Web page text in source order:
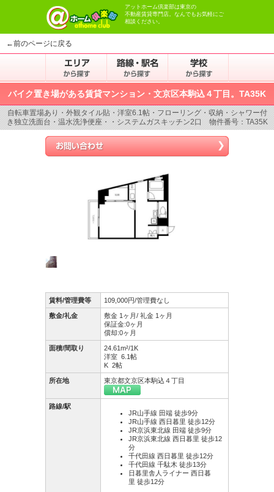
アットホーム倶楽部は東京の
不動産賃貸専門店。なんでもお気軽にご
相談ください。
←前のページに戻る
バイク置き場がある賃貸マンション・文京区本駒込４丁目。TA35K
自転車置場あり・外観タイル貼・洋室6.1帖・フローリング・収納・シャワー付
き独立洗面台・温水洗浄便座・・システムガスキッチン2口 物件番号：TA35K
賃料/管理費等 109,000円/管理費なし
敷金/礼金
敷金 1ヶ月/ 礼金 1ヶ月
保証金:0ヶ月
償却:0ヶ月
面積/間取り
24.61m²/1K
洋室 6.1帖
K 2帖
所在地 東京都文京区本駒込４丁目
路線/駅
JR山手線 田端 徒歩9分
JR山手線 西日暮里 徒歩12分
JR京浜東北線 田端 徒歩9分
JR京浜東北線 西日暮里 徒歩12
分
千代田線 西日暮里 徒歩12分
千代田線 千駄木 徒歩13分
日暮里舎人ライナー 西日暮
里 徒歩12分